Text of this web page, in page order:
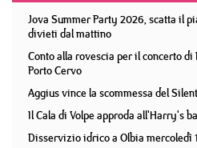
Jova Summer Party 2026, scatta il
divieti dal mattino
Conto alla rovescia per il concerto
Porto Cervo
Aggius vince la scommessa del
Il Cala di Volpe approda all'Harry's
Disservizio idrico a Olbia mercoledì